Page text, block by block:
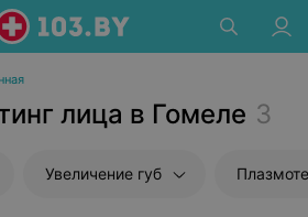
лица в Гомеле 3
Увеличение губ